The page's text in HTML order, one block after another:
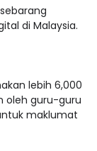
di Malaysia.
lebih 6,000
oleh guru-guru
maklumat